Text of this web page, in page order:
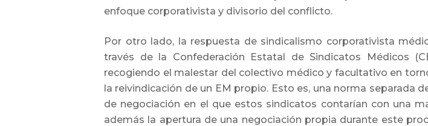
enfoque corporativista y divisorio del conflicto.
Por otro lado, la respuesta de sindicalismo corporativista
través de la Confederación Estatal de Sindicatos Médicos
recogiendo el malestar del colectivo médico y facultativo en
la reivindicación de un EM propio. Esto es, una norma separada
de negociación en el que estos sindicatos contarían con una
además la apertura de una negociación propia durante este